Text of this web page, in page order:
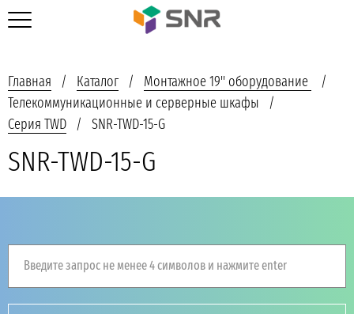
Главная Каталог
Монтажное 19'' оборудование
Телекоммуникационные и серверные шкафы
Серия TWD
SNR-TWD-15-G
SNR-TWD-15-G
Введите запрос не менее 4 символов и нажмите enter